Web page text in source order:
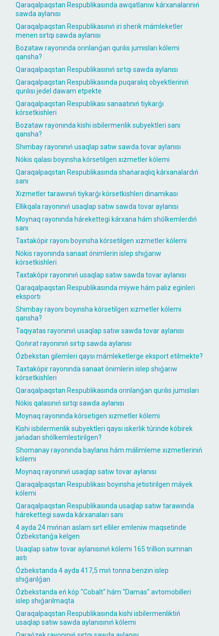
Qaraqalpaqstan Respublikasında awqatlanıw kárxanalarınıń
sawda aylanısı
Qaraqalpaqstan Respublikasınıń iri sherik mámleketler
menen sırtqı sawda aylanısı
Bozataw rayonında orınlanǵan qurılıs jumısları kólemi
qansha?
Qaraqalpaqstan Respublikasınıń sırtqı sawda aylanısı
Qaraqalpaqstan Respublikasında puqaralıq obyektleriniń
qurılısı jedel dawam etpekte
Qaraqalpaqstan Respublikası sanaatınıń tiykarǵı
kórsetkishleri
Bozataw rayonında kishi isbilermenlik subyektleri sanı
qansha?
Shımbay rayonınıń usaqlap satıw sawda tovar aylanısı
Nókis qalası boyınsha kórsetilgen xızmetler kólemi
Qaraqalpaqstan Respublikasında shańaraqlıq kárxanalardıń
sanı
Xızmetler tarawınıń tiykarǵı kórsetkishleri dinamikası
Ellikqala rayonınıń usaqlap satıw sawda tovar aylanısı
Moynaq rayonında hárekettegi kárxana hám shólkemlerdiń
sanı
Taxtakópir rayonı boyınsha kórsetilgen xızmetler kólemi
Nókis rayonında sanaat ónimlerin islep shıǵarıw
kórsetkishleri
Taxtakópir rayonınıń usaqlap satıw sawda tovar aylanısı
Qaraqalpaqstan Respublikasında miywe hám palız eginleri
eksportı
Shımbay rayonı boyınsha kórsetilgen xızmetler kólemi
qansha?
Taqıyatas rayonınıń usaqlap satıw sawda tovar aylanısı
Qońırat rayonınıń sırtqı sawda aylanısı
Ózbekstan gilemleri qaysı mámleketlerge eksport etilmekte?
Taxtakópir rayonında sanaat ónimlerin islep shıǵarıw
kórsetkishleri
Qaraqalpaqstan Respublikasında orınlanǵan qurılıs jumısları
Nókis qalasınıń sırtqı sawda aylanısı
Moynaq rayonında kórsetigen xızmetler kólemi
Kishi isbilermenlik subyektleri qaysı iskerlik túrinde kóbirek
jańadan shólkemlestirilgen?
Shomanay rayonında baylanıs hám málimleme xızmetleriniń
kólemi
Moynaq rayonınıń usaqlap satıw tovar aylanısı
Qaraqalpaqstan Respublikası boyınsha jetistirilgen máyek
kólemi
Qaraqalpaqstan Respublikasında usaqlap satıw tarawında
hárekettegi sawda kárxanaları sanı
4 ayda 24 mıńnan aslam sırt elliler emleniw maqsetinde
Ózbekstanǵa kelgen
Usaqlap satıw tovar aylanısınıń kólemi 165 trillion sumnan
astı
Ózbekstanda 4 ayda 417,5 mıń tonna benzin islep
shıǵarılǵan
Ózbekstanda eń kóp "Cobalt" hám "Damas" avtomobilleri
islep shıǵarılmaqta
Qaraqalpaqstan Respublikasında kishi isbilermenliktiń
usaqlap satıw sawda aylanısınıń kólemi